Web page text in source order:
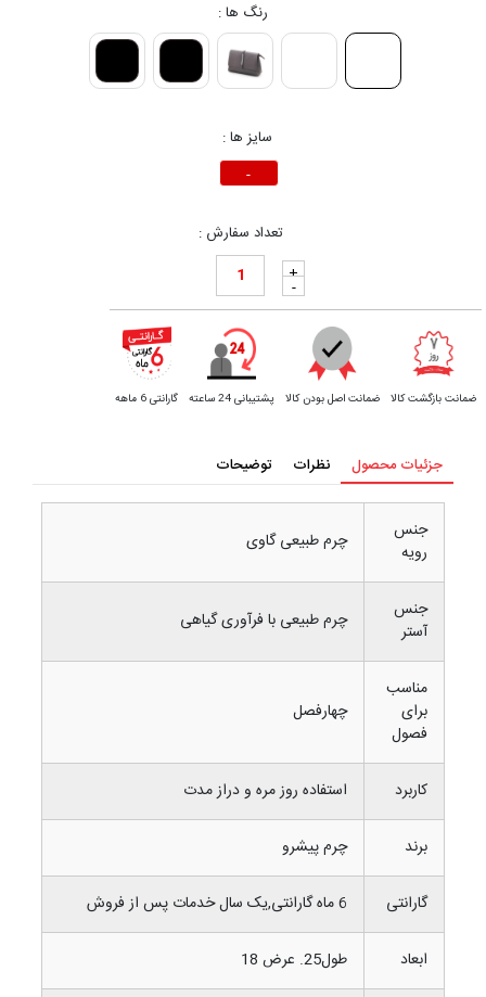
رنگ ها :
سایز ها :
-
تعداد سفارش :
+
-
ضمانت بازگشت کالا ضمانت اصل بودن کالا پشتیبانی 24 ساعته گارانتی 6 ماهه
جزئیات محصول نظرات توضیحات
جنس
رویه
چرم طبیعی گاوی
جنس
آستر
چرم طبیعی با فرآوری گیاهی
مناسب
برای
فصول
چهارفصل
کاربرد استفاده روز مره و دراز مدت
برند چرم پیشرو
گارانتی 6 ماه گارانتی,یک سال خدمات پس از فروش
ابعاد طول25. عرض 18